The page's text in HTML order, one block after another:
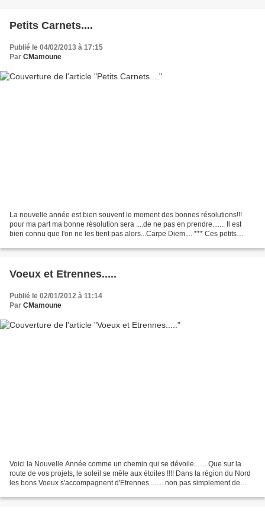
Petits Carnets....
Publié le 04/02/2013 à 17:15
Par CMamoune
La nouvelle année est bien souvent le moment des bonnes résolutions!!!
pour ma part ma bonne résolution sera ....de ne pas en prendre....... Il est
bien connu que l'on ne les tient pas alors...Carpe Diem.... *** Ces petits
Voeux et Etrennes.....
Publié le 02/01/2012 à 11:14
Par CMamoune
Voici la Nouvelle Année comme un chemin qui se dévoile....... Que sur la
route de vos projets, le soleil se mêle aux étoiles !!!! Dans la région du Nord
les bons Voeux s'accompagnent d'Etrennes ....... non pas simplement de